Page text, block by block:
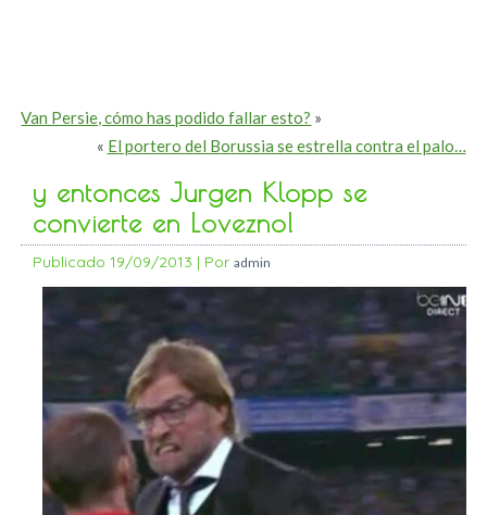
Van Persie, cómo has podido fallar esto? »
« El portero del Borussia se estrella contra el palo…
y entonces Jurgen Klopp se
convierte en Lovezno!
Publicado 19/09/2013 | Por admin